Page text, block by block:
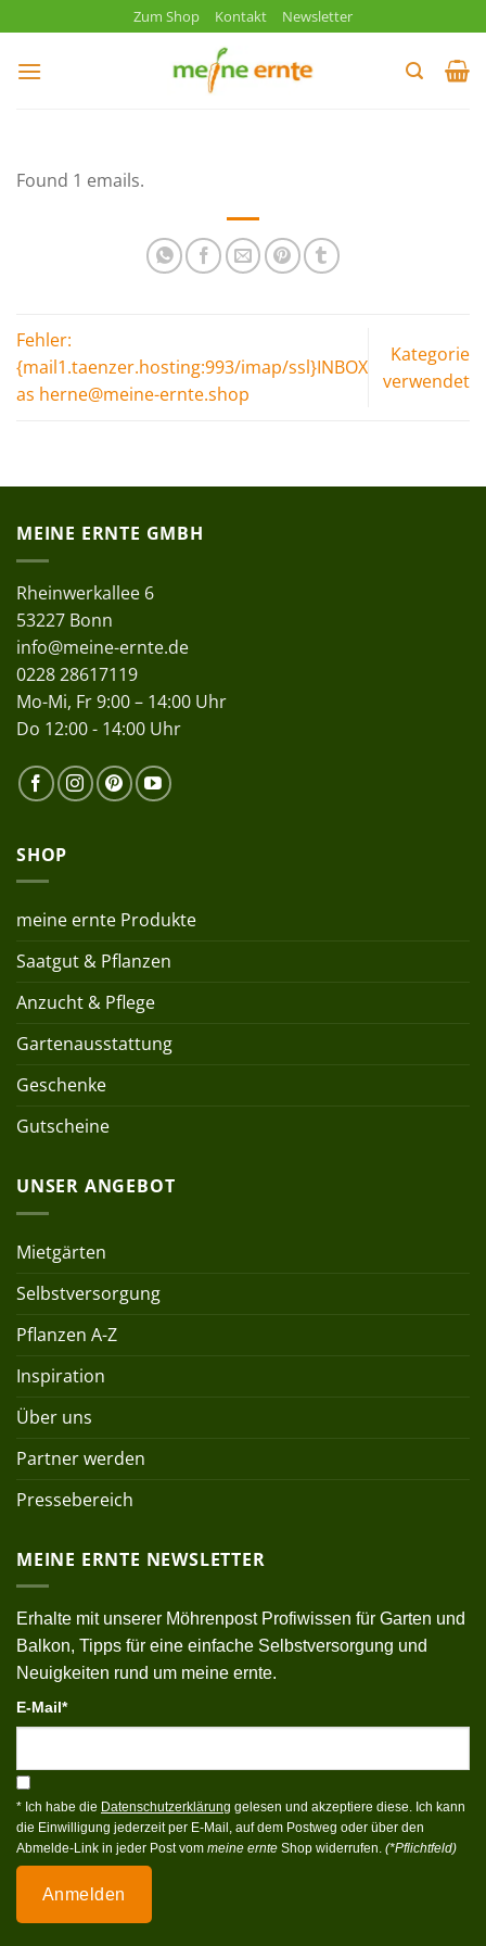
Inhalt
springen
Zum Shop Kontakt Newsletter
Found 1 emails.
Fehler:
{mail1.taenzer.hosting:993/imap/ssl}INBOX
as herne@meine-ernte.shop
Kategorie
verwendet
MEINE ERNTE GMBH
Rheinwerkallee 6
53227 Bonn
info@meine-ernte.de
0228 28617119
Mo-Mi, Fr 9:00 – 14:00 Uhr
Do 12:00 - 14:00 Uhr
SHOP
meine ernte Produkte
Saatgut & Pflanzen
Anzucht & Pflege
Gartenausstattung
Geschenke
Gutscheine
UNSER ANGEBOT
Mietgärten
Selbstversorgung
Pflanzen A-Z
Inspiration
Über uns
Partner werden
Pressebereich
MEINE ERNTE NEWSLETTER
Erhalte mit unserer Möhrenpost Profiwissen für Garten und
Balkon, Tipps für eine einfache Selbstversorgung und
Neuigkeiten rund um meine ernte.
E-Mail*
* Ich habe die Datenschutzerklärung gelesen und akzeptiere diese. Ich kann
die Einwilligung jederzeit per E-Mail, auf dem Postweg oder über den
Abmelde-Link in jeder Post vom meine ernte Shop widerrufen. (*Pflichtfeld)
Anmelden